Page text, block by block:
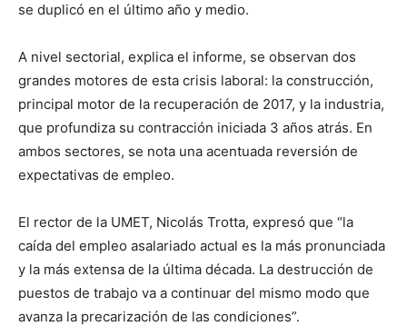
se duplicó en el último año y medio.
A nivel sectorial, explica el informe, se observan dos
grandes motores de esta crisis laboral: la construcción,
principal motor de la recuperación de 2017, y la industria,
que profundiza su contracción iniciada 3 años atrás. En
ambos sectores, se nota una acentuada reversión de
expectativas de empleo.
El rector de la UMET, Nicolás Trotta, expresó que “la
caída del empleo asalariado actual es la más pronunciada
y la más extensa de la última década. La destrucción de
puestos de trabajo va a continuar del mismo modo que
avanza la precarización de las condiciones”.